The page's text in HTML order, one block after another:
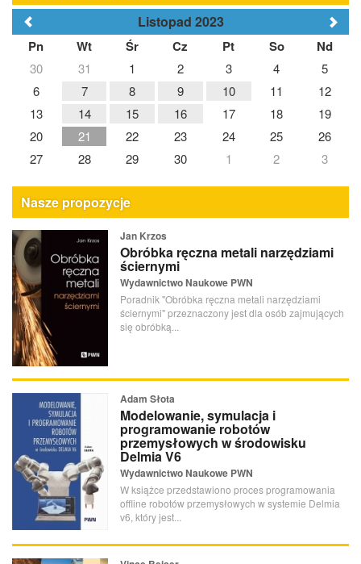
Listopad 2023
Pn Wt Śr Cz Pt So Nd
30 31 1 2 3 4
5
6
7 8 9 10 11
12
13
14 15 16 17 18
19
20
21 22 23 24 25
26
27
28 29 30 1 2 3
Nasze propozycje
Jan Krzos
Obróbka ręczna metali narzędziami
ściernymi
Wydawnictwo Naukowe PWN
Poradnik "Obróbka ręczna metali narzędziami
ściernymi" przeznaczony jest dla osób zajmujących
się obróbką...
Adam Słota
Modelowanie, symulacja i
programowanie robotów
przemysłowych w środowisku
Delmia V6
Wydawnictwo Naukowe PWN
W książce przedstawiono proces programowania
offline robotów przemysłowych w systemie Delmia
v6, który jest...